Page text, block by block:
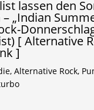
lassen den
„Indian
[ Alternative
]
,Alternative Rock,